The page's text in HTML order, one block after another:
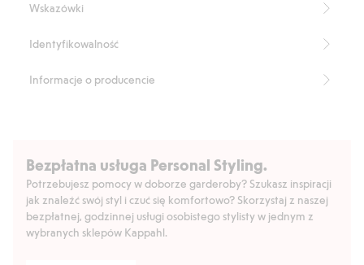
Rękawy balonowe
Zapięcie
Zawiera 100% lnu Masters of FLAX FIBRE™
Numer artykułu
:
Wskazówki
Identyfikowalność
Informacje o producencie
Bezpłatna usługa Personal Styling.
Potrzebujesz pomocy w doborze garderoby? Szukasz inspiracji
jak znaleźć swój styl i czuć się komfortowo? Skorzystaj z naszej
bezpłatnej, godzinnej usługi osobistego stylisty w jednym z
wybranych sklepów Kappahl.